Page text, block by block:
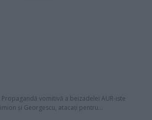
Propagandă vomitivă a beizadelei AUR-iste
şi Georgescu, atacaţi pentru...